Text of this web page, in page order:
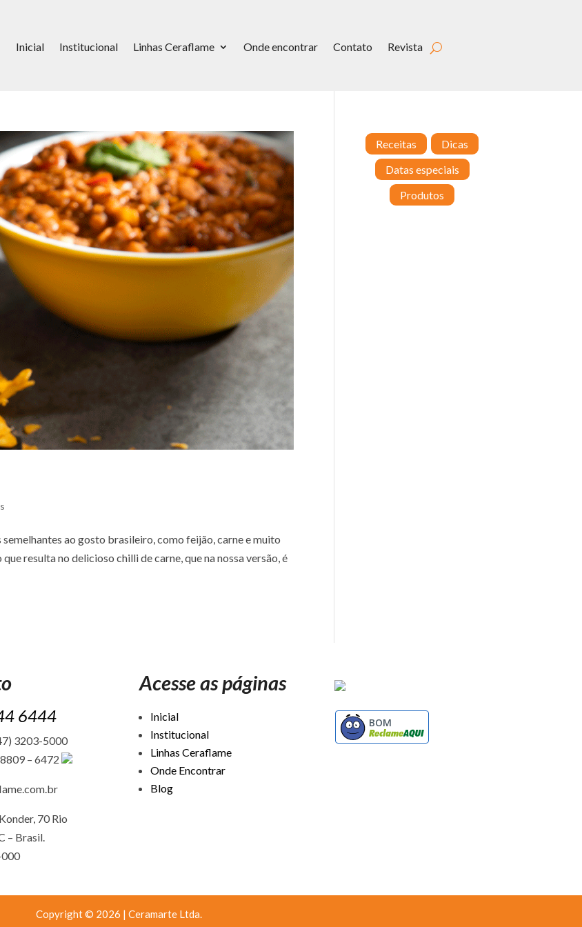
Inicial Institucional Linhas Ceraflame Onde encontrar Contato Revista
ao gosto brasileiro, como feijão, carne e muito
resulta no delicioso chilli de carne, que na nossa versão, é
Receitas
Dicas
Datas especiais
Produtos
6444
3203-5000
– 6472
70 Rio
– Brasil.
Acesse as páginas
Inicial
Institucional
Linhas Ceraflame
Onde Encontrar
Blog
BOM
Copyright © 2026 | Ceramarte Ltda.